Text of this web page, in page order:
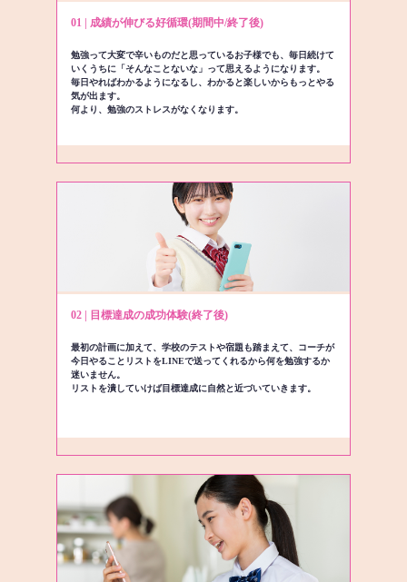
01 | 成績が伸びる好循環(期間中/終了後)
勉強って大変で辛いものだと思っているお子様でも、毎日続けて
いくうちに「そんなことないな」って思えるようになります。
毎日やればわかるようになるし、わかると楽しいからもっとやる
気が出ます。
何より、勉強のストレスがなくなります。
02 | 目標達成の成功体験(終了後)
最初の計画に加えて、学校のテストや宿題も踏まえて、コーチが
今日やることリストをLINEで送ってくれるから何を勉強するか
迷いません。
リストを潰していけば目標達成に自然と近づいていきます。